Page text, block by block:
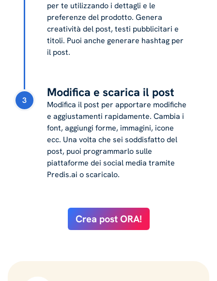
per te utilizzando i dettagli e le
preferenze del prodotto. Genera
creatività del post, testi pubblicitari e
titoli. Puoi anche generare hashtag per
il post.
3
Modifica e scarica il post
Modifica il post per apportare modifiche
e aggiustamenti rapidamente. Cambia i
font, aggiungi forme, immagini, icone
ecc. Una volta che sei soddisfatto del
post, puoi programmarlo sulle
piattaforme dei social media tramite
Predis.ai o scaricalo.
Crea post ORA!